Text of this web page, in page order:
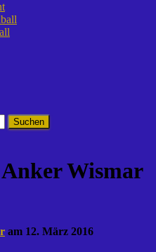
Wismar
am 12. März 2016